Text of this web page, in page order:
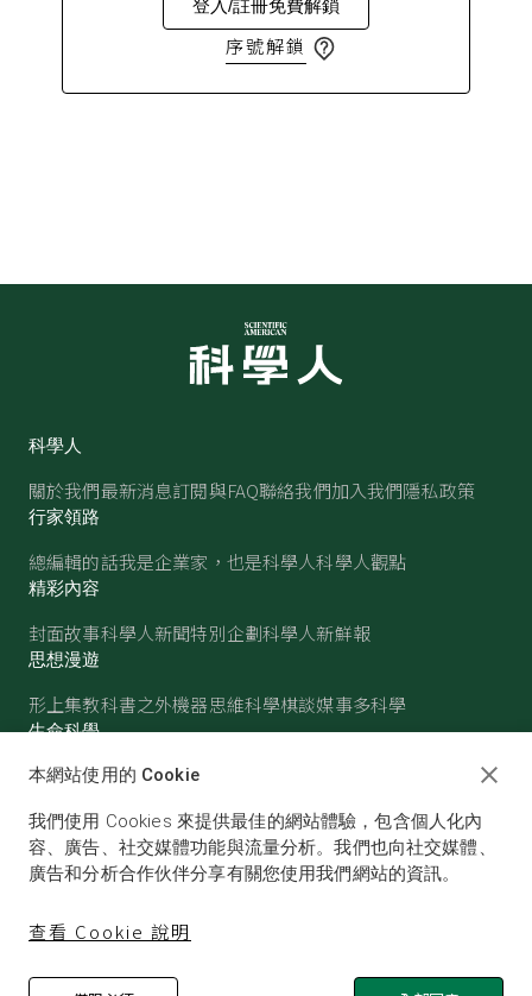
登入/註冊免費解鎖
序號解鎖
科學人
關於我們最新消息訂閱與FAQ聯絡我們加入我們隱私政策
行家領路
總編輯的話我是企業家，也是科學人科學人觀點
精彩內容
封面故事科學人新聞特別企劃科學人新鮮報
思想漫遊
形上集教科書之外機器思維科學棋談媒事多科學
生命科學
醫學古生物心理學生態學
物理 化學地球科學天文
本網站使用的 Cookie
我們使用 Cookies 來提供最佳的網站體驗，包含個人化內
容、廣告、社交媒體功能與流量分析。我們也向社交媒體、
廣告和分析合作伙伴分享有關您使用我們網站的資訊。
查看 Cookie 說明